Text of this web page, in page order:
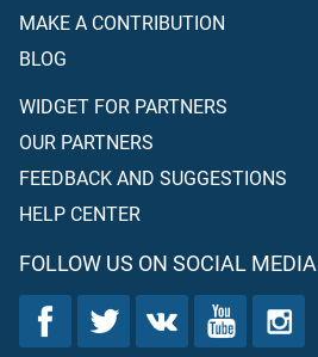
MAKE A CONTRIBUTION
BLOG
WIDGET FOR PARTNERS
OUR PARTNERS
FEEDBACK AND SUGGESTIONS
HELP CENTER
FOLLOW US ON SOCIAL MEDIA